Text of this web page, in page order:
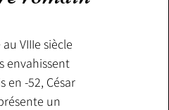
VIIIe siècle
envahissent
en -52, César
un